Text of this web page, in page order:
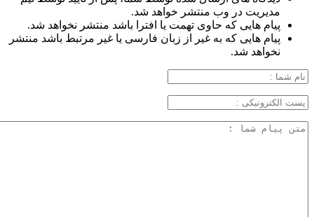
مدیریت در وب منتشر خواهد شد.
پیام هایی که حاوی تهمت یا افترا باشد منتشر نخواهد شد.
پیام هایی که به غیر از زبان فارسی یا غیر مرتبط باشد منتشر
نخواهد شد.